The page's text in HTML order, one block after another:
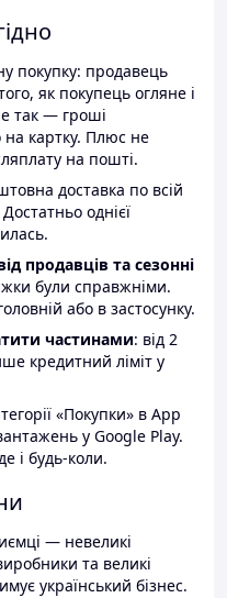
покупку: продавець
як покупець огляне і
так — гроші
картку. Плюс не
на пошті.
доставка по всій
однієї
продавців та сезонні
були справжніми.
або в застосунку.
частинами: від 2
кредитний ліміт у
«Покупки» в App
у Google Play.
і будь-коли.
— невеликі
та великі
український бізнес.